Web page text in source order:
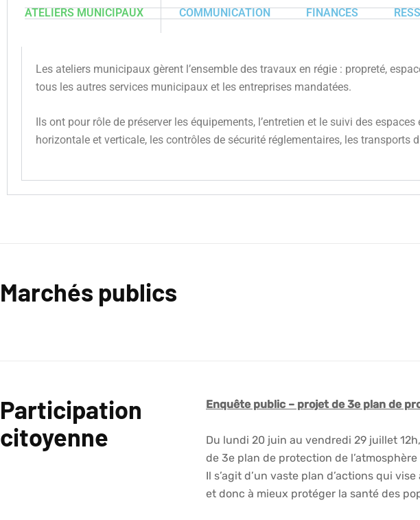
ATELIERS MUNICIPAUX COMMUNICATION FINANCES
Les ateliers municipaux gèrent l’ensemble des travaux en régie : propreté,
tous les autres services municipaux et les entreprises mandatées.
Ils ont pour rôle de préserver les équipements, l’entretien et le suivi des
horizontale et verticale, les contrôles de sécurité réglementaires, les transports
Marchés publics
Participation
citoyenne
Enquête public – projet de 3e plan de
Du lundi 20 juin au vendredi 29 juillet
de 3e plan de protection de
Il s’agit d’un vaste plan d’actions qui
et donc à mieux protéger la santé des